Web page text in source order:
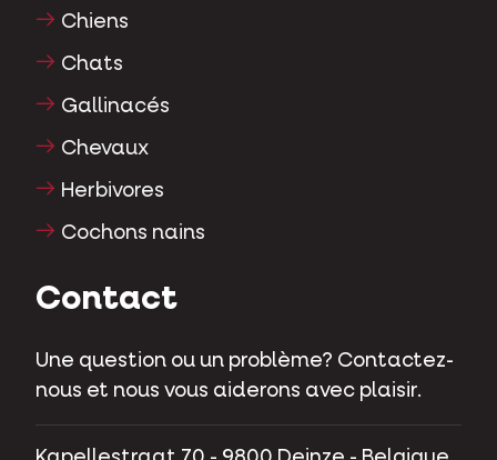
Chiens
Chats
Gallinacés
Chevaux
Herbivores
Cochons nains
Contact
Une question ou un problème? Contactez-
nous et nous vous aiderons avec plaisir.